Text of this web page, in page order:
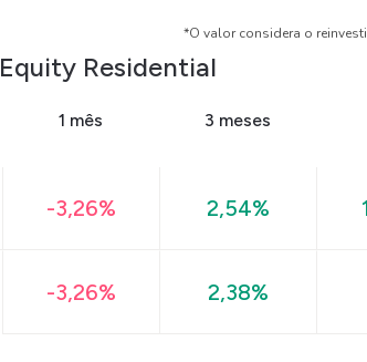
*O valor considera o
Equity Residential
1 mês 3 meses
-3,26% 2,54%
-3,26% 2,38%